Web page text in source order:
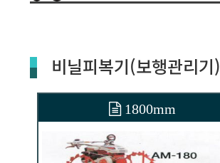
비닐피복기(보행관리기)
1800mm